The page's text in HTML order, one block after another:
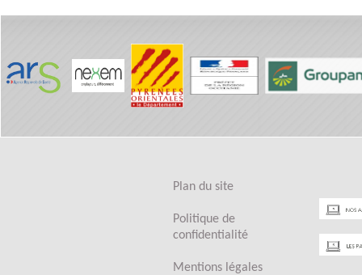
Plan du site
Politique de
confidentialité
Mentions légales